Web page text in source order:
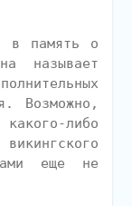
в память о
называет
Возможно,
либо
еще не